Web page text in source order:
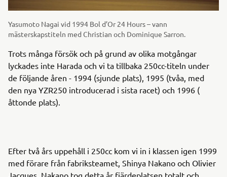
Yasumoto Nagai vid 1994 Bol d’Or 24 Hours – vann
mästerskapstiteln med Christian och Dominique Sarron.
Trots många försök och på grund av olika motgångar
lyckades inte Harada och vi ta tillbaka 250cc-titeln under
de följande åren - 1994 (sjunde plats), 1995 (tvåa, med
den nya YZR250 introducerad i sista racet) och 1996 (
åttonde plats).
Efter två års uppehåll i 250cc kom vi in ​​i klassen igen 1999
med förare från fabriksteamet, Shinya Nakano och Olivier
Jacques. Nakano tog detta år fjärdeplatsen totalt och